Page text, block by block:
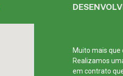
Muito mais que
Realizamos
em contrato